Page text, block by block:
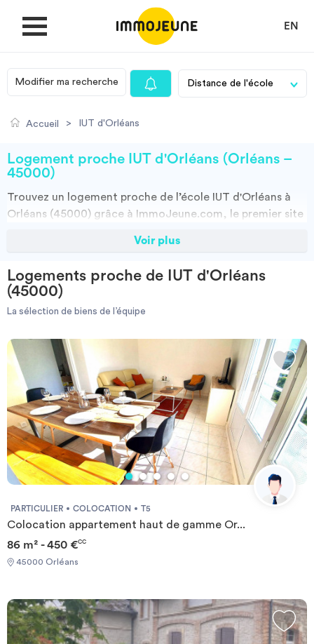
EN
MON COMPTE
Je cherche un logement
Villes
Blog
Modifier ma recherche
Accueil > IUT d'Orléans
Logement proche IUT d'Orléans (Orléans –
45000)
Trouvez un logement proche de l’école IUT d'Orléans à
Orléans (45000) grâce à ImmoJeune.com, le premier site
locations proches de l’IUT d'Orléans : résidences
colocations. Vous avez tous les choix.
Vous pouvez faire votre recherche en fonction du type de bien à louer,
de la surface, et/ou de la distance des logements proposés par
propriétaire très simplement, grâce au formulaire de contact ou
directement par téléphone quand vous êtes connecté.
Le site ImmoJeune.com est gratuit et vous permettra de vous loger à
proximité de l’IUT d'Orléans dans les meilleures conditions possibles.
Bonne recherche et bon emménagement.
Voir plus
Logements proche de IUT d'Orléans
(45000)
La sélection de biens de l’équipe
PARTICULIER COLOCATION T5
Colocation appartement haut de gamme Or...
86 m² - 450 €CC
45000 Orléans